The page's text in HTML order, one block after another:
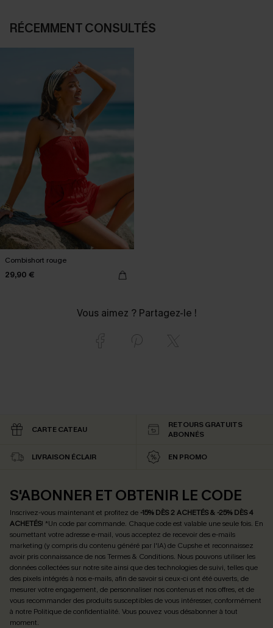
RÉCEMMENT CONSULTÉS
Combishort rouge
29,90 €
Vous aimez ? Partagez-le !
CARTE CATEAU
RETOURS GRATUITS
ABONNÉS
LIVRAISON ÉCLAIR EN PROMO
S'ABONNER ET OBTENIR LE CODE
Inscrivez-vous maintenant et profitez de -15% DÈS 2 ACHETÉS & -25% DÈS 4
ACHETÉS! *Un code par commande. Chaque code est valable une seule fois. En
soumettant votre adresse e-mail, vous acceptez de recevoir des e-mails
marketing (y compris du contenu généré par l'IA) de Cupshe et reconnaissez
avoir pris connaissance de nosTermes & Conditions. Nous pouvons utiliser les
données collectées sur notre site ainsi que des technologies de suivi, telles que
des pixels intégrés à nos e-mails, afin de savoir si ceux-ci ont été ouverts, de
mesurer votre engagement, de personnaliser nos contenus et nos offres, et de
vous recommander des produits susceptibles de vous intéresser, conformément
à notre Politique de confidentialité. Vous pouvez vous désabonner à tout
moment.